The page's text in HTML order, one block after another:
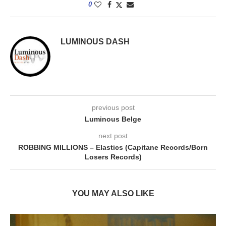
0
LUMINOUS DASH
previous post
Luminous Belge
next post
ROBBING MILLIONS – Elastics (Capitane Records/Born
Losers Records)
YOU MAY ALSO LIKE